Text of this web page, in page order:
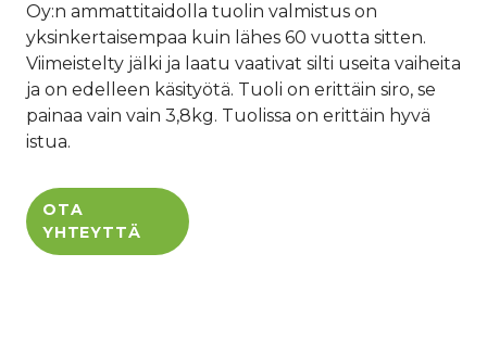
Oy:n ammattitaidolla tuolin valmistus on
yksinkertaisempaa kuin lähes 60 vuotta sitten.
Viimeistelty jälki ja laatu vaativat silti useita vaiheita
ja on edelleen käsityötä. Tuoli on erittäin siro, se
painaa vain vain 3,8kg. Tuolissa on erittäin hyvä
istua.
OTA
YHTEYTTÄ